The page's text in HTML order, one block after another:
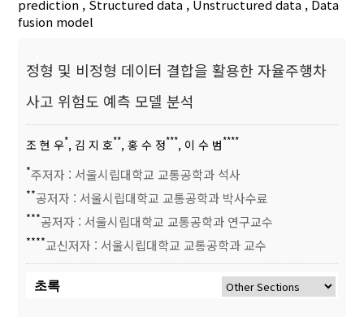
prediction , Structured data , Unstructured data , Data
fusion model
정형 및 비정형 데이터 결합을 활용한 자율주행차
사고 위험도 예측 모델 분석
조 현 우*, 김 지 호**, 홍 수 정***, 이 수 범****
*주저자 : 서울시립대학교 교통공학과 석사
**공저자 : 서울시립대학교 교통공학과 박사수료
***공저자 : 서울시립대학교 교통공학과 연구교수
****교신저자 : 서울시립대학교 교통공학과 교수
초록